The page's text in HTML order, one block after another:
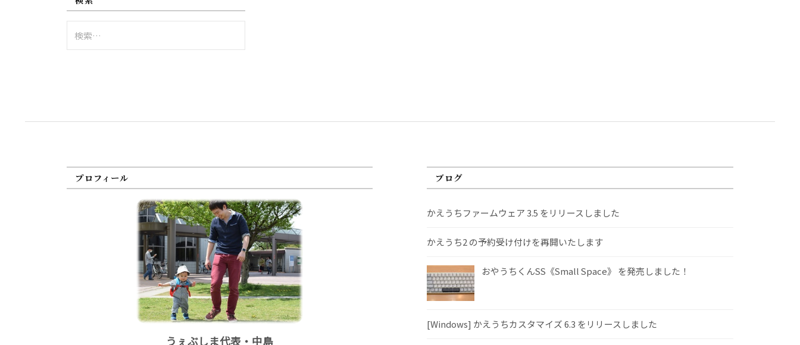
索:
プロフィール
うぇぶしま代表・中島
ブログ
かえうちファームウェア 3.5 をリリースしました
かえうち2 の予約受け付けを再開いたします
おやうちくんSS《Small Space》 を発売しました！
[Windows] かえうちカスタマイズ 6.3 をリリースしました